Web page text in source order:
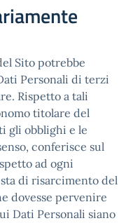
Sito potrebbe
Personali di terzi
Rispetto a tali
titolare del
gli obblighi e le
conferisce sul
ad ogni
di risarcimento del
dovesse pervenire
Dati Personali siano